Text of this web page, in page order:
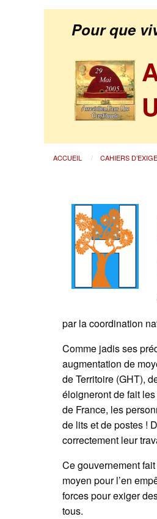
Pour que
ACCUEIL CAHIERS
par la coordination
Comme jadis ses
augmentation de
de Territoire (GHT),
éloigneront de fait
de France, les
de lits et de postes !
correctement leur
Ce gouvernement
moyen pour l’en
forces pour exiger
tous.